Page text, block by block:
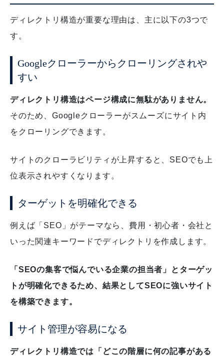
ディレクトリ構造が重要な理由は、主に以下の3つで
す。
Googleクローラーからクローリングされや
すい
ディレクトリ構造はページ構成に無駄がありません。
そのため、Googleクローラーがスムーズにサイト内
をクローリングできます。
サイトのクローラビリティが上昇すると、SEOでも上
位表示されやすくなります。
ターゲットを明確化できる
例えば「SEO」がテーマなら、費用・初心者・会社と
いった関連キーワードでディレクトリを作成します。
「SEOの集客で悩んでいる企業の担当者」とターゲッ
トが明確化できるため、結果としてSEOに強いサイト
を構築できます。
サイト管理が容易になる
ディレクトリ構造では「どこの階層に何の記事がある